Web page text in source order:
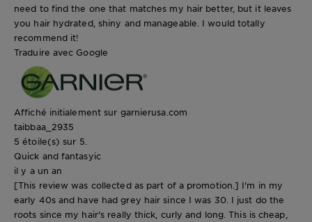
need to find the one that matches my hair better, but it leaves
you hair hydrated, shiny and manageable. I would totally
recommend it!
Traduire avec Google
Affiché initialement sur garnierusa.com
taibbaa_2935
5 étoile(s) sur 5.
Quick and fantasyic
il y a un an
[This review was collected as part of a promotion.] I'm in my
early 40s and have had grey hair since I was 30. I just do the
roots since my hair's really thick, curly and long. This is cheap,